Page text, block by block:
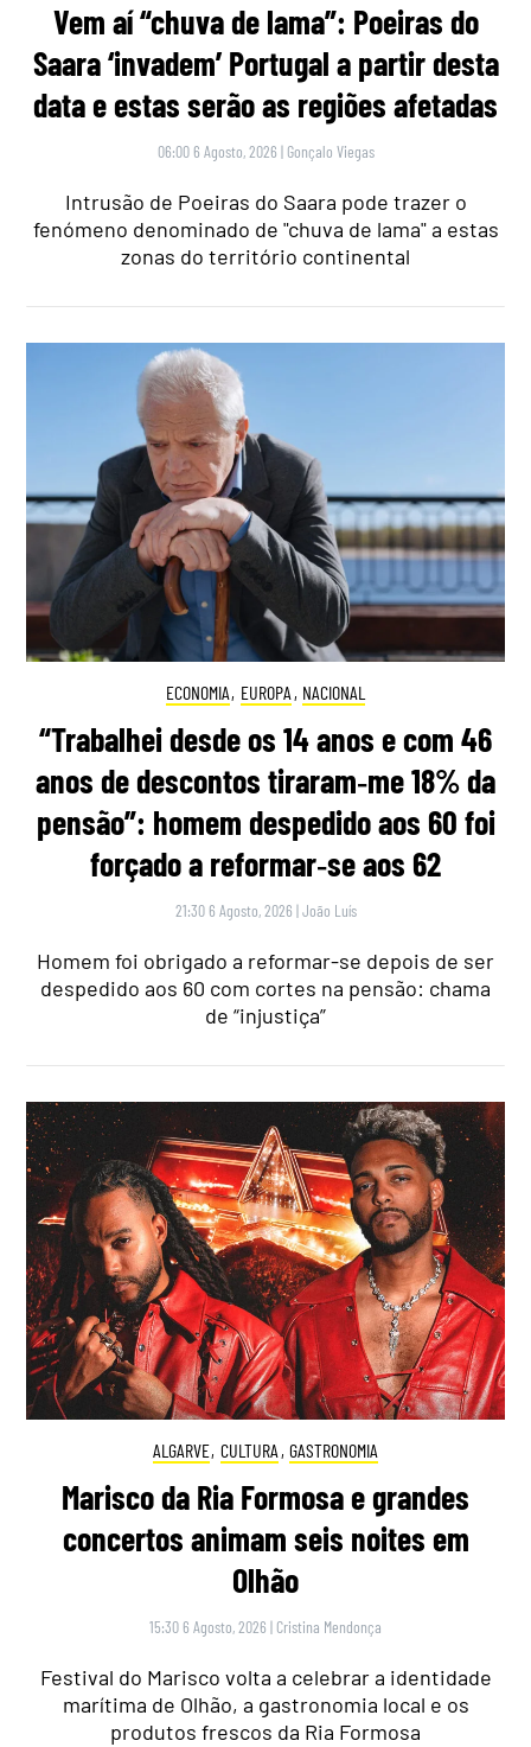
Vem aí “chuva de lama”: Poeiras do
Saara ‘invadem’ Portugal a partir desta
data e estas serão as regiões afetadas
06:00 6 Agosto, 2026 | Gonçalo Viegas
Intrusão de Poeiras do Saara pode trazer o
fenómeno denominado de "chuva de lama" a estas
zonas do território continental
ECONOMIA, EUROPA , NACIONAL
“Trabalhei desde os 14 anos e com 46
anos de descontos tiraram‑me 18% da
pensão”: homem despedido aos 60 foi
forçado a reformar‑se aos 62
21:30 6 Agosto, 2026 |João Luís
Homem foi obrigado a reformar-se depois de ser
despedido aos 60 com cortes na pensão: chama
de “injustiça”
ALGARVE, CULTURA , GASTRONOMIA
Marisco da Ria Formosa e grandes
concertos animam seis noites em
Olhão
15:30 6 Agosto, 2026 | Cristina Mendonça
Festival do Marisco volta a celebrar a identidade
marítima de Olhão, a gastronomia local e os
produtos frescos da Ria Formosa